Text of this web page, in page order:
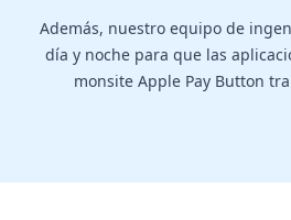
Además, nuestro equipo de
día y noche para que las
monsite Apple Pay Button